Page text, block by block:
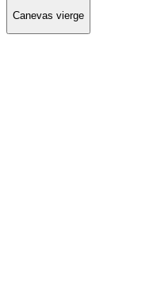
Canevas vierge